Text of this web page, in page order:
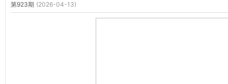
第923期 (2026-04-13)